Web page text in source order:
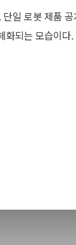
일 로봇 제품 공
화되는 모습이다.